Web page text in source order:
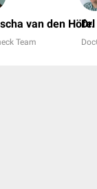
van den Höfel
Team